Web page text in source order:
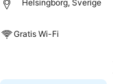
Helsingborg, Sverige
Gratis Wi-Fi